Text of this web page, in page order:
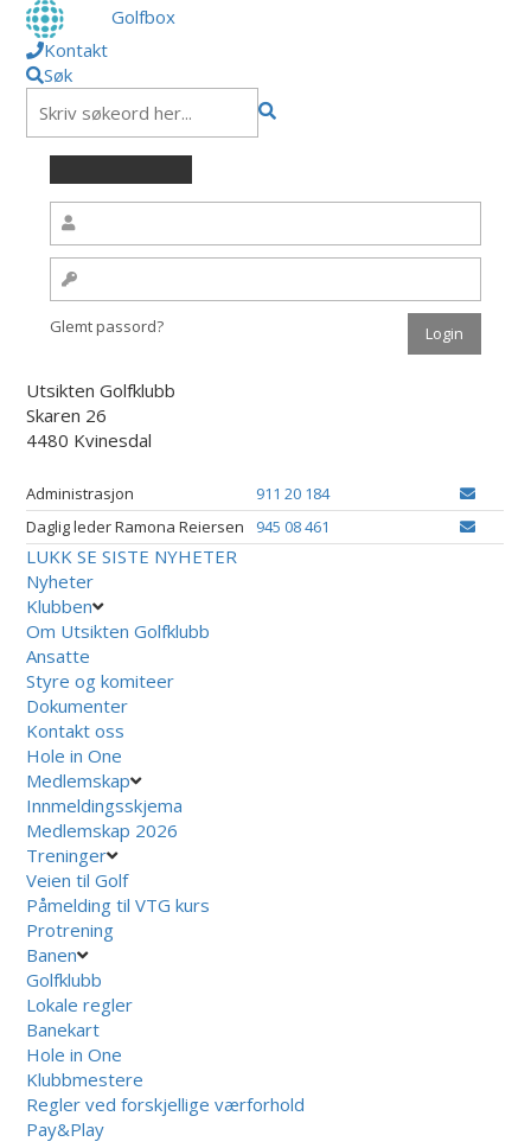
Golfbox
Kontakt
Søk
Glemt passord?
Utsikten Golfklubb
Skaren 26
4480 Kvinesdal
Administrasjon
911 20 184
Daglig leder Ramona Reiersen
945 08 461
LUKK SE SISTE NYHETER
Nyheter
Klubben
Om Utsikten Golfklubb
Ansatte
Styre og komiteer
Dokumenter
Kontakt oss
Hole in One
Medlemskap
Innmeldingsskjema
Medlemskap 2026
Treninger
Veien til Golf
Påmelding til VTG kurs
Protrening
Banen
Golfklubb
Lokale regler
Banekart
Hole in One
Klubbmestere
Regler ved forskjellige værforhold
Pay&Play